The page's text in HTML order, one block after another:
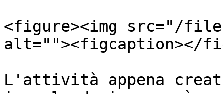
<figure><img src="/files/
alt=""><figcaption></
L'attività appena